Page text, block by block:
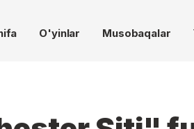
O'yinlar Musobaqalar